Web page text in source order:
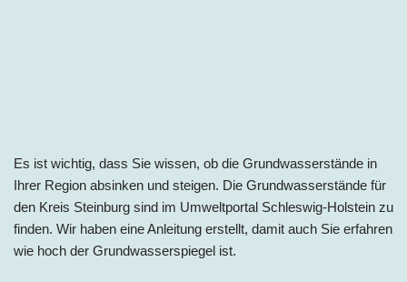
Es ist wichtig, dass Sie wissen, ob die Grundwasserstände in
Ihrer Region absinken und steigen. Die Grundwasserstände für
den Kreis Steinburg sind im Umweltportal Schleswig-Holstein zu
finden. Wir haben eine Anleitung erstellt, damit auch Sie erfahren
wie hoch der Grundwasserspiegel ist.